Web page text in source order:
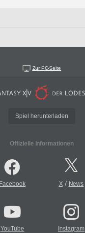
Zur PC-Seite
Spiel herunterladen
Offizielle Informationen
Facebook X/ News
YouTube Instagram